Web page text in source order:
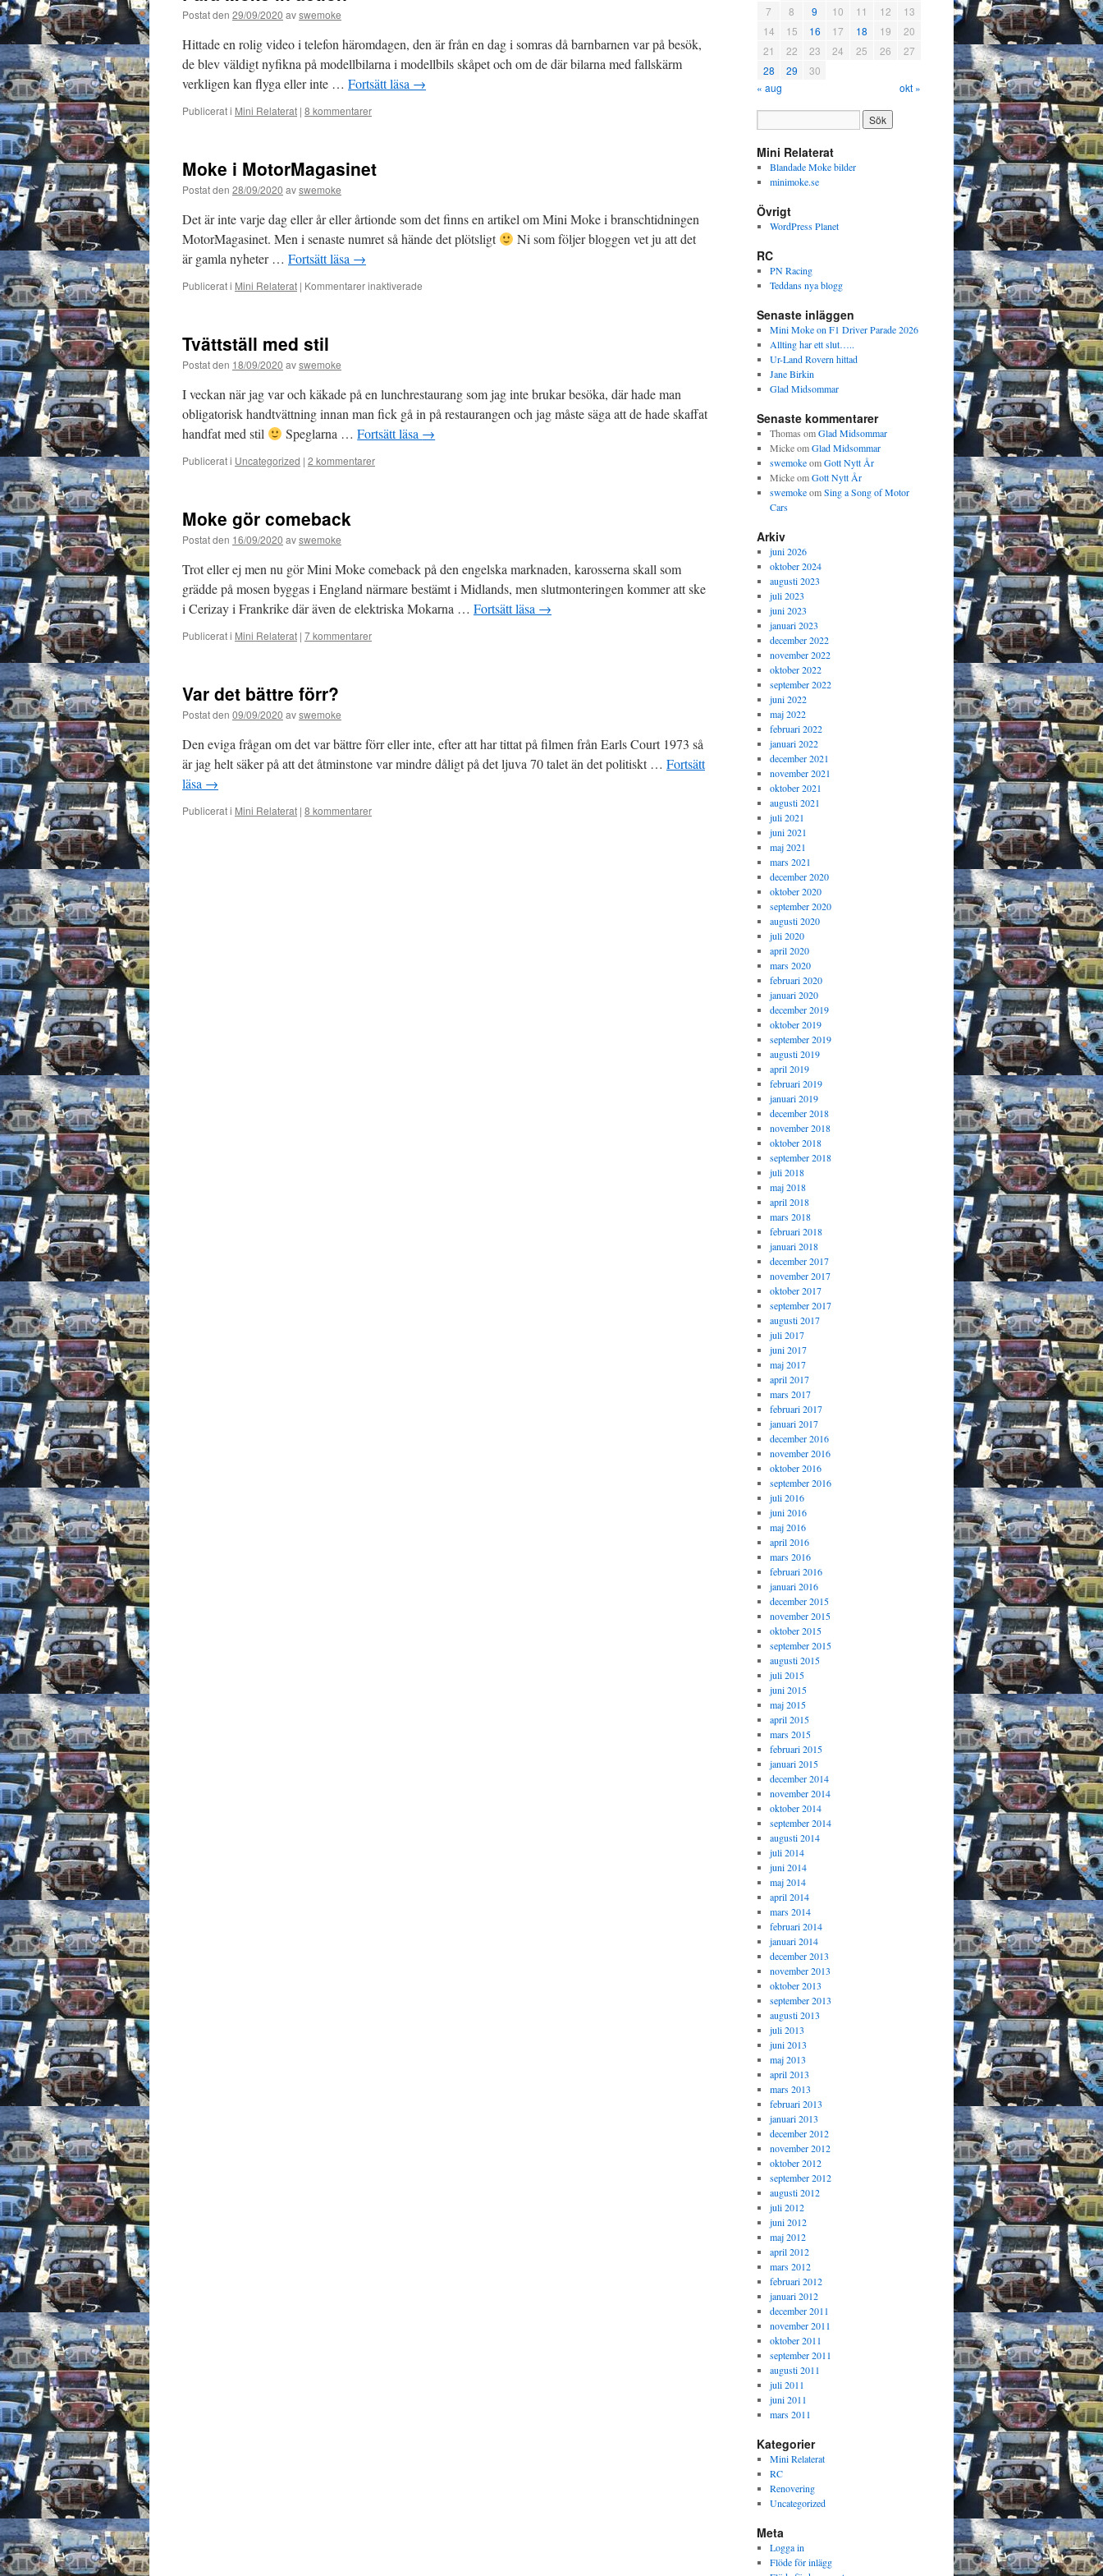
Postat den 29/09/2020 avswemoke
Hittade en rolig video i telefon häromdagen, den är från en dag i somras då barnbarnen var på besök,
de blev väldigt nyfikna på modellbilarna i modellbils skåpet och om de där bilarna med fallskärm
verkligen kan flyga eller inte … Fortsätt läsa →
Publicerat i Mini Relaterat | 8 kommentarer
Moke i MotorMagasinet
Postat den 28/09/2020 avswemoke
Det är inte varje dag eller år eller årtionde som det finns en artikel om Mini Moke i branschtidningen
MotorMagasinet. Men i senaste numret så hände det plötsligt
Ni som följer bloggen vet ju att det
är gamla nyheter … Fortsätt läsa →
Publicerat i Mini Relaterat | Kommentarer inaktiverade
Tvättställ med stil
Postat den 18/09/2020 avswemoke
I veckan när jag var och käkade på en lunchrestaurang som jag inte brukar besöka, där hade man
obligatorisk handtvättning innan man fick gå in på restaurangen och jag måste säga att de hade skaffat
handfat med stil
Speglarna …Fortsätt läsa →
Publicerat i Uncategorized | 2 kommentarer
Moke gör comeback
Postat den 16/09/2020 avswemoke
Trot eller ej men nu gör Mini Moke comeback på den engelska marknaden, karosserna skall som
grädde på mosen byggas i England närmare bestämt i Midlands, men slutmonteringen kommer att ske
i Cerizay i Frankrike där även de elektriska Mokarna … Fortsätt läsa →
Publicerat i Mini Relaterat | 7 kommentarer
Var det bättre förr?
Postat den 09/09/2020 avswemoke
Den eviga frågan om det var bättre förr eller inte, efter att har tittat på filmen från Earls Court 1973 så
är jag helt säker på att det åtminstone var mindre dåligt på det ljuva 70 talet än det politiskt … Fortsätt
läsa →
Publicerat i Mini Relaterat | 8 kommentarer
7
8 9 10 11 12
13
14
15 16 17 18 19
20
21
22 23 24 25 26
27
28
29
30
« aug
okt »
Mini Relaterat
Blandade Moke bilder
minimoke.se
Övrigt
WordPress Planet
RC
PN Racing
Teddans nya blogg
Senaste inläggen
Mini Moke on F1 Driver Parade 2026
Allting har ett slut…..
Ur-Land Rovern hittad
Jane Birkin
Glad Midsommar
Senaste kommentarer
Thomas omGlad Midsommar
MickeomGlad Midsommar
swemokeomGott Nytt År
MickeomGott Nytt År
swemokeomSing a Song of Motor
Cars
Arkiv
juni 2026
oktober 2024
augusti 2023
juli 2023
juni 2023
januari 2023
december 2022
november 2022
oktober 2022
september 2022
juni 2022
maj 2022
februari 2022
januari 2022
december 2021
november 2021
oktober 2021
augusti 2021
juli 2021
juni 2021
maj 2021
mars 2021
december 2020
oktober 2020
september 2020
augusti 2020
juli 2020
april 2020
mars 2020
februari 2020
januari 2020
december 2019
oktober 2019
september 2019
augusti 2019
april 2019
februari 2019
januari 2019
december 2018
november 2018
oktober 2018
september 2018
juli 2018
maj 2018
april 2018
mars 2018
februari 2018
januari 2018
december 2017
november 2017
oktober 2017
september 2017
augusti 2017
juli 2017
juni 2017
maj 2017
april 2017
mars 2017
februari 2017
januari 2017
december 2016
november 2016
oktober 2016
september 2016
juli 2016
juni 2016
maj 2016
april 2016
mars 2016
februari 2016
januari 2016
december 2015
november 2015
oktober 2015
september 2015
augusti 2015
juli 2015
juni 2015
maj 2015
april 2015
mars 2015
februari 2015
januari 2015
december 2014
november 2014
oktober 2014
september 2014
augusti 2014
juli 2014
juni 2014
maj 2014
april 2014
mars 2014
februari 2014
januari 2014
december 2013
november 2013
oktober 2013
september 2013
augusti 2013
juli 2013
juni 2013
maj 2013
april 2013
mars 2013
februari 2013
januari 2013
december 2012
november 2012
oktober 2012
september 2012
augusti 2012
juli 2012
juni 2012
maj 2012
april 2012
mars 2012
februari 2012
januari 2012
december 2011
november 2011
oktober 2011
september 2011
augusti 2011
juli 2011
juni 2011
mars 2011
Kategorier
Mini Relaterat
RC
Renovering
Uncategorized
Meta
Logga in
Flöde för inlägg